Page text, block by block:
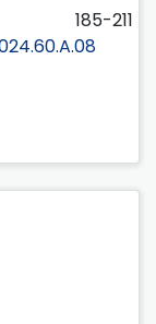
185-211